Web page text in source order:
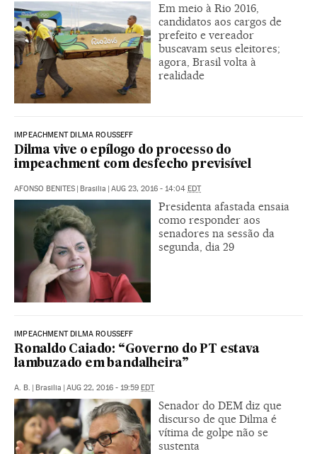
Em meio à Rio 2016,
candidatos aos cargos de
prefeito e vereador
buscavam seus eleitores;
agora, Brasil volta à
realidade
IMPEACHMENT DILMA ROUSSEFF
Dilma vive o epílogo do processo do
impeachment com desfecho previsível
AFONSO BENITES Brasilia AUG 23, 2016 - 14:04 EDT
Presidenta afastada ensaia
como responder aos
senadores na sessão da
segunda, dia 29
IMPEACHMENT DILMA ROUSSEFF
Ronaldo Caiado: “Governo do PT estava
lambuzado em bandalheira”
A. B. Brasilia AUG 22, 2016 - 19:59 EDT
Senador do DEM diz que
discurso de que Dilma é
vítima de golpe não se
sustenta